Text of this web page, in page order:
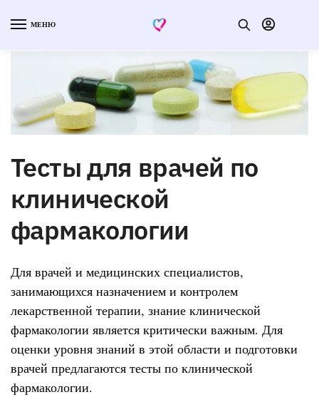
МЕНЮ
Тесты для врачей по
клинической
фармакологии
Для врачей и медицинских специалистов,
занимающихся назначением и контролем
лекарственной терапии, знание клинической
фармакологии является критически важным. Для
оценки уровня знаний в этой области и подготовки
врачей предлагаются тесты по клинической
фармакологии.